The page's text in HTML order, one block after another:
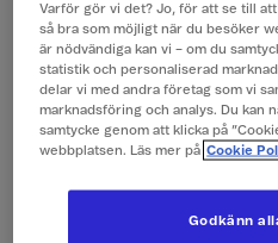
Ringa inom landet
Ringa till land utanför
EU/EES
Varför gör vi det? Jo, för att se till
så bra som möjligt när du besöker
är nödvändiga kan vi – om du
statistik och personaliserad
delar vi med andra företag som vi
marknadsföring och analys. Du kan
samtycke genom att klicka på
webbplatsen. Läs mer på Cookie
Godkänn